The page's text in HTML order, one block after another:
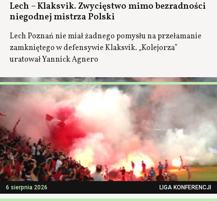
Lech – Klaksvik. Zwycięstwo mimo bezradności
niegodnej mistrza Polski
Lech Poznań nie miał żadnego pomysłu na przełamanie
zamkniętego w defensywie Klaksvik. „Kolejorza”
uratował Yannick Agnero
6 sierpnia 2026 LIGA KONFERENCJI